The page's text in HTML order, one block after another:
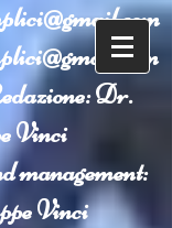
Dr.
Vinci
management:
Vinci